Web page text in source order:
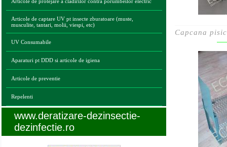
Articole de captare UV pt insecte zburatoare (muste,
musculite, tantari, molii, viespi, etc)
UV Consumabile
Aparaturi pt DDD si articole de igiena
Articole de preventie
Repelenti
www.deratizare-dezinsectie-
dezinfectie.ro
Capcana